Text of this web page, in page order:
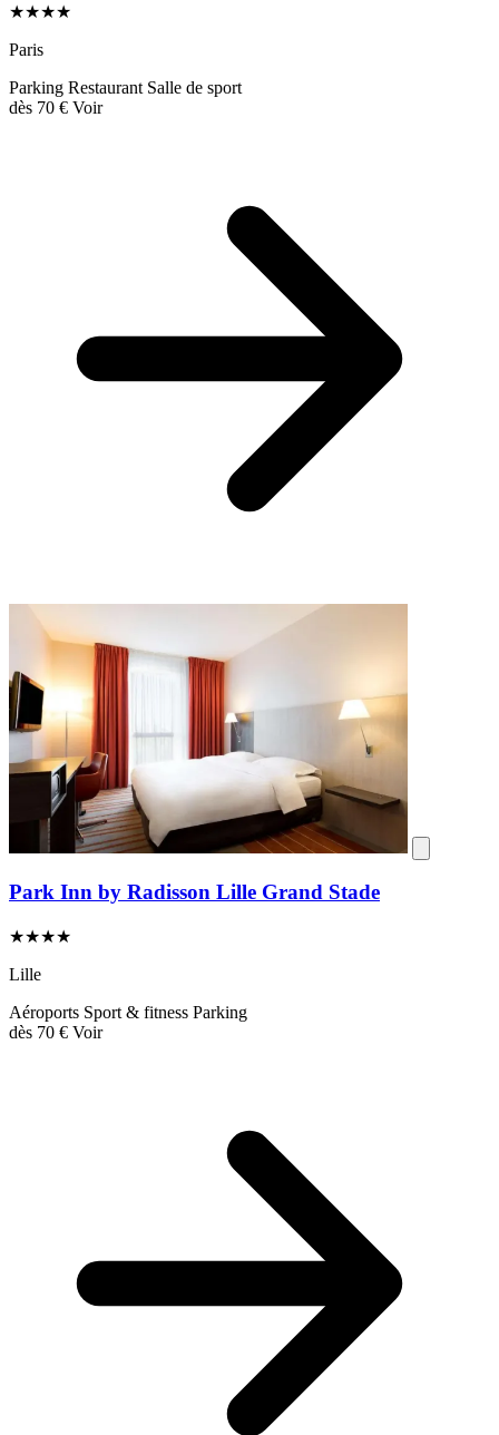
★★★★
Paris
Parking Restaurant Salle de sport
dès 70 € Voir
Park Inn by Radisson Lille Grand Stade
★★★★
Lille
Aéroports Sport & fitness Parking
dès 70 € Voir